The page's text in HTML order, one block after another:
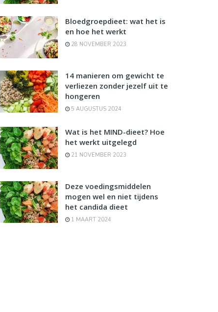
Bloedgroepdieet: wat het is
en hoe het werkt
28 NOVEMBER 2023
14 manieren om gewicht te
verliezen zonder jezelf uit te
hongeren
5 AUGUSTUS 2024
Wat is het MIND-dieet? Hoe
het werkt uitgelegd
21 NOVEMBER 2023
Deze voedingsmiddelen
mogen wel en niet tijdens
het candida dieet
1 MAART 2024